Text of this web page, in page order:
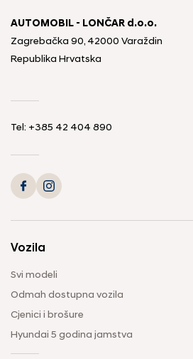
AUTOMOBIL - LONČAR d.o.o.
Zagrebačka 90, 42000 Varaždin
Republika Hrvatska
Tel: +385 42 404 890
Vozila
Svi modeli
Odmah dostupna vozila
Cjenici i brošure
Hyundai 5 godina jamstva